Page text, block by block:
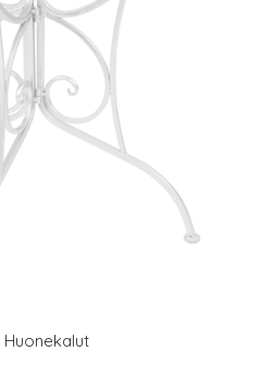
Huonekalut